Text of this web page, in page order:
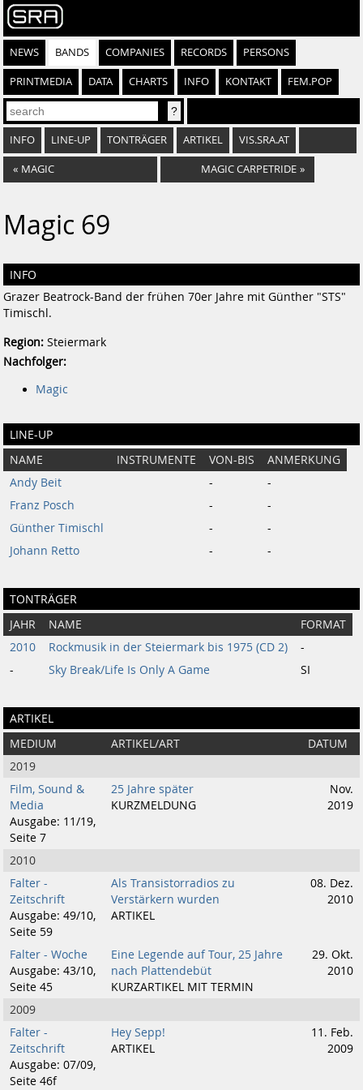
NEWS BANDS COMPANIES RECORDS PERSONS
PRINTMEDIA DATA CHARTS INFO KONTAKT FEM.POP
INFO LINE-UP TONTRÄGER ARTIKEL VIS.SRA.AT
« MAGIC MAGIC CARPETRIDE »
Magic 69
INFO
Grazer Beatrock-Band der frühen 70er Jahre mit Günther "STS"
Timischl.
Region: Steiermark
Nachfolger:
Magic
LINE-UP
NAME INSTRUMENTE VON-BIS
ANMERKUNG
Andy Beit
-
-
Franz Posch
-
-
Günther Timischl
-
-
Johann Retto
- -
TONTRÄGER
JAHR NAME
FORMAT
2010
Rockmusik in der Steiermark bis 1975 (CD 2)
-
-
Sky Break/Life Is Only A Game SI
ARTIKEL
MEDIUM ARTIKEL/ART
DATUM
2019
Film, Sound &
Media
Ausgabe: 11/19,
Seite 7
25 Jahre später
KURZMELDUNG
Nov.
2019
2010
Falter -
Zeitschrift
Ausgabe: 49/10,
Seite 59
Als Transistorradios zu
Verstärkern wurden
ARTIKEL
08. Dez.
2010
Falter - Woche
Ausgabe: 43/10,
Seite 45
Eine Legende auf Tour, 25 Jahre
nach Plattendebüt
KURZARTIKEL MIT TERMIN
29. Okt.
2010
2009
Falter -
Zeitschrift
Ausgabe: 07/09,
Seite 46f
Hey Sepp!
ARTIKEL
11. Feb.
2009